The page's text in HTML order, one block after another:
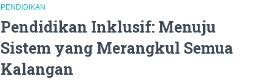
PENDIDIKAN
Pendidikan Inklusif: Menuju
Sistem yang Merangkul Semua
Kalangan